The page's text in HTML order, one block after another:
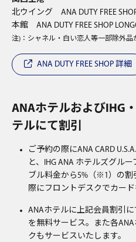
北ウイング ANA DUTY FREE
本館 ANA DUTY FREE SHOP
注)：シャネル・白い恋人等一部除外品
ANA DUTY FREE SHOP 詳細
ANAホテルおよびIHG
テルにて割引
ご予約の際にANA CARD
と、IHG ANA ホテルズグル
ブル料金から5%（※1）の割
際にフロントデスクでカード
ANAホテルに上記会員割引
を無料サービス。また各
クもサービスいたします。